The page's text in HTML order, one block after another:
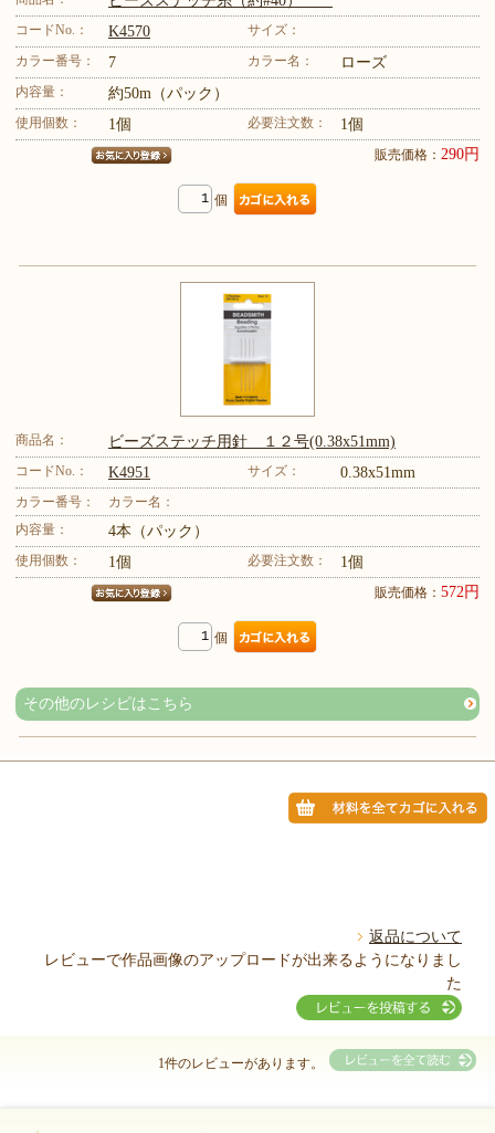
コードNo.： K4570
サイズ：
カラー番号：
7 カラー名： ローズ
内容量： 約50m（パック）
使用個数： 1個 必要注文数： 1個
販売価格： 290円
個
商品名： ビーズステッチ用針 １２号(0.38x51mm)
コードNo.： K4951 サイズ： 0.38x51mm
カラー番号：
カラー名：
内容量：
4本（パック）
使用個数： 1個 必要注文数： 1個
販売価格： 572円
個
その他のレシピはこちら
返品について
レビューで作品画像のアップロードが出来るようになりまし
た
1件のレビューがあります。